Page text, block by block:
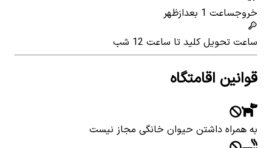
خروجساعت 1 بعدازظهر
ساعت تحویل کلید تا ساعت 12 شب
قوانین اقامتگاه
به همراه داشتن حیوان خانگی مجاز نیست